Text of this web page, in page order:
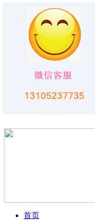
您好！欢迎访问烟台旅行社
加入收藏
首页